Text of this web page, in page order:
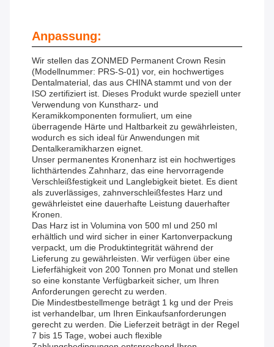
Anpassung:
Wir stellen das ZONMED Permanent Crown Resin
(Modellnummer: PRS-S-01) vor, ein hochwertiges
Dentalmaterial, das aus CHINA stammt und von der
ISO zertifiziert ist. Dieses Produkt wurde speziell unter
Verwendung von Kunstharz- und
Keramikkomponenten formuliert, um eine
überragende Härte und Haltbarkeit zu gewährleisten,
wodurch es sich ideal für Anwendungen mit
Dentalkeramikharzen eignet.
Unser permanentes Kronenharz ist ein hochwertiges
lichthärtendes Zahnharz, das eine hervorragende
Verschleißfestigkeit und Langlebigkeit bietet. Es dient
als zuverlässiges, zahnverschleißfestes Harz und
gewährleistet eine dauerhafte Leistung dauerhafter
Kronen.
Das Harz ist in Volumina von 500 ml und 250 ml
erhältlich und wird sicher in einer Kartonverpackung
verpackt, um die Produktintegrität während der
Lieferung zu gewährleisten. Wir verfügen über eine
Lieferfähigkeit von 200 Tonnen pro Monat und stellen
so eine konstante Verfügbarkeit sicher, um Ihren
Anforderungen gerecht zu werden.
Die Mindestbestellmenge beträgt 1 kg und der Preis
ist verhandelbar, um Ihren Einkaufsanforderungen
gerecht zu werden. Die Lieferzeit beträgt in der Regel
7 bis 15 Tage, wobei auch flexible